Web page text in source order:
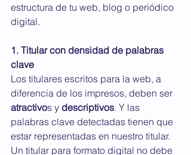
estructura de tu web, blog o periódico
digital.
1. Titular con densidad de palabras
clave
Los titulares escritos para la web, a
diferencia de los impresos, deben ser
atractivos y descriptivos. Y las
palabras clave detectadas tienen que
estar representadas en nuestro titular.
Un titular para formato digital no debe